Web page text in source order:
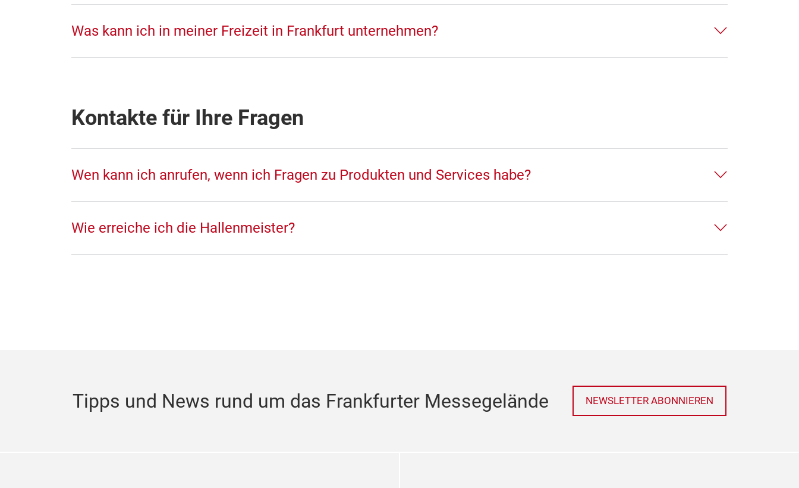
Was kann ich in meiner Freizeit in Frankfurt unternehmen?
Kontakte für Ihre Fragen
Wen kann ich anrufen, wenn ich Fragen zu Produkten und Services habe?
Wie erreiche ich die Hallenmeister?
Tipps und News rund um das Frankfurter Messegelände NEWSLETTER ABONNIEREN